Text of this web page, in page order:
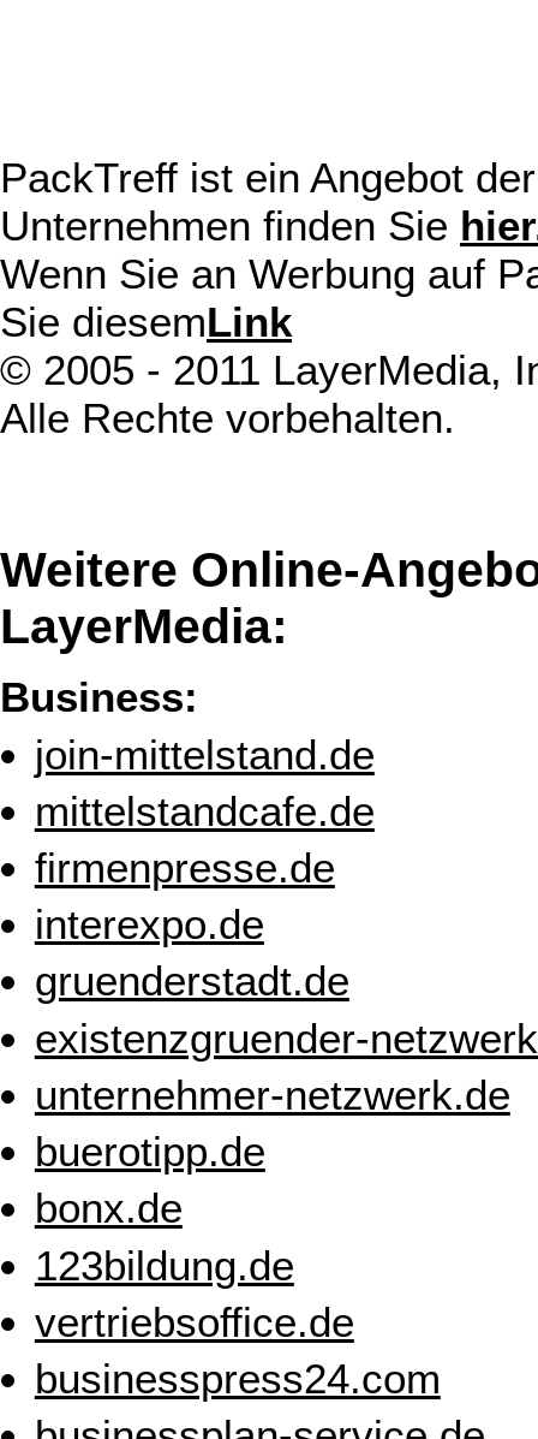
PackTreff ist ein Angebot
Unternehmen finden Sie
Wenn Sie an Werbung auf
Sie diesemLink
© 2005 - 2011 LayerMedia,
Alle Rechte vorbehalten.
Weitere Online-
LayerMedia:
Business:
join-mittelstand.de
mittelstandcafe.de
firmenpresse.de
interexpo.de
gruenderstadt.de
existenzgruender-
unternehmer-netzwerk.de
buerotipp.de
bonx.de
123bildung.de
vertriebsoffice.de
businesspress24.com